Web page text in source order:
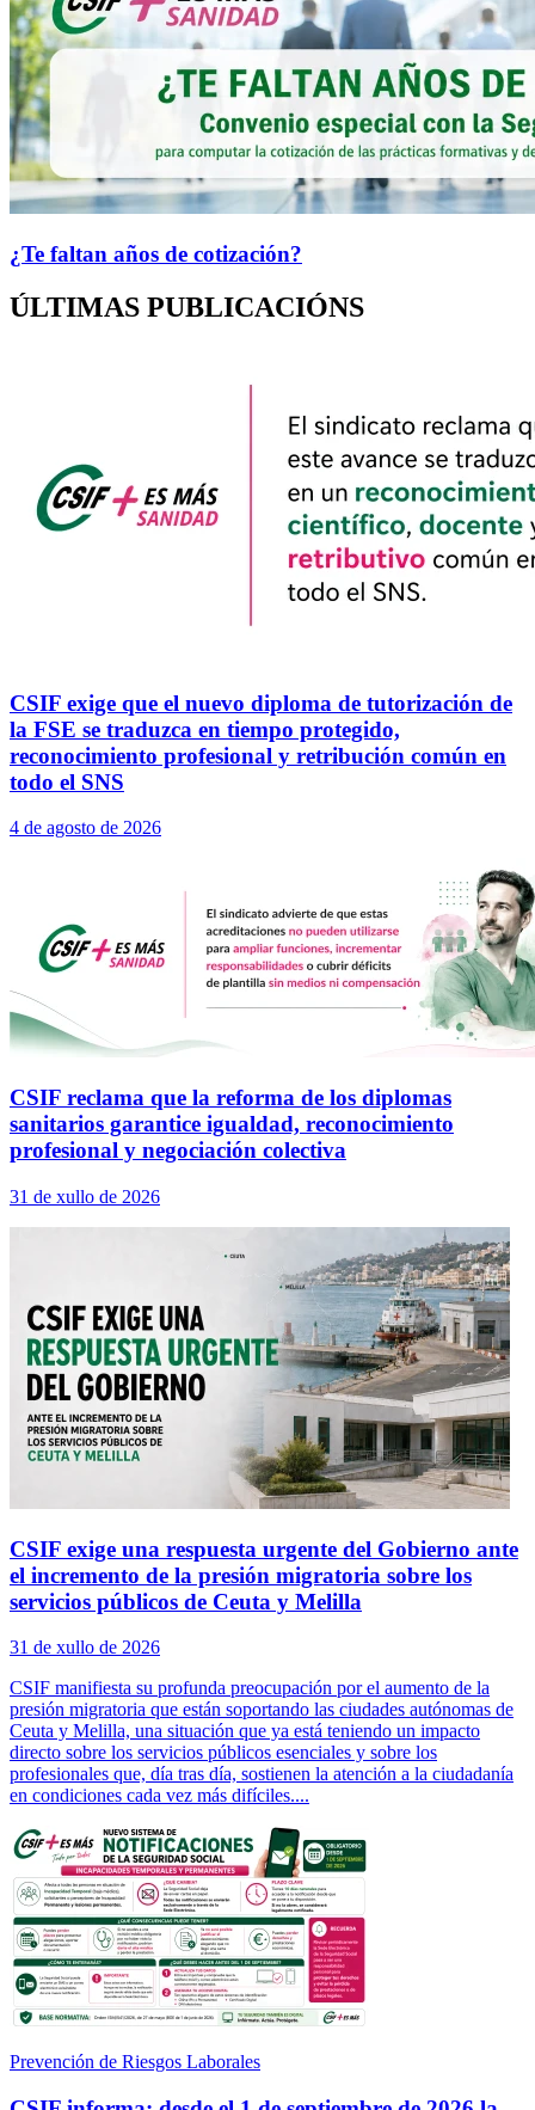
¿Te faltan años de cotización?
ÚLTIMAS PUBLICACIÓNS
CSIF exige que el nuevo diploma de tutorización de
la FSE se traduzca en tiempo protegido,
reconocimiento profesional y retribución común en
todo el SNS
4 de agosto de 2026
CSIF reclama que la reforma de los diplomas
sanitarios garantice igualdad, reconocimiento
profesional y negociación colectiva
31 de xullo de 2026
CSIF exige una respuesta urgente del Gobierno ante
el incremento de la presión migratoria sobre los
servicios públicos de Ceuta y Melilla
31 de xullo de 2026
CSIF manifiesta su profunda preocupación por el aumento de la
presión migratoria que están soportando las ciudades autónomas de
Ceuta y Melilla, una situación que ya está teniendo un impacto
directo sobre los servicios públicos esenciales y sobre los
profesionales que, día tras día, sostienen la atención a la ciudadanía
en condiciones cada vez más difíciles....
Prevención de Riesgos Laborales